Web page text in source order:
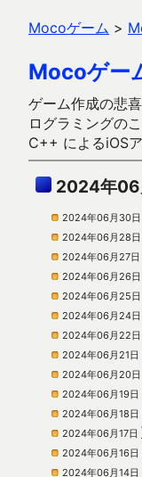
Mocoゲーム >
Mocoゲー
ゲーム作成の悲
ログラミングの
C++ によるiOS
2024年06
2024年06月30日
2024年06月28日
2024年06月27日
2024年06月26日
2024年06月25日
2024年06月24日
2024年06月22日
2024年06月21日
2024年06月20日
2024年06月19日
2024年06月18日
2024年06月17日
2024年06月16日
2024年06月14日